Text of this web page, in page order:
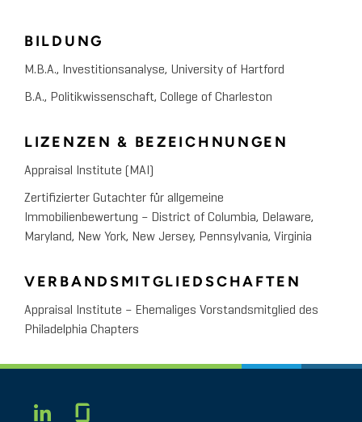
BILDUNG
M.B.A., Investitionsanalyse, University of Hartford
B.A., Politikwissenschaft, College of Charleston
LIZENZEN & BEZEICHNUNGEN
Appraisal Institute (MAI)
Zertifizierter Gutachter für allgemeine
Immobilienbewertung – District of Columbia, Delaware,
Maryland, New York, New Jersey, Pennsylvania, Virginia
VERBANDSMITGLIEDSCHAFTEN
Appraisal Institute – Ehemaliges Vorstandsmitglied des
Philadelphia Chapters
LINKEDIN